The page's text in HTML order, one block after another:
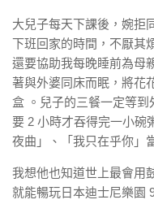
大兒子每天下課後，婉拒
下班回家的時間，不厭其
還要協助我每晚睡前為母
著與外婆同床而眠，將花
盒 。兒子的三餐一定等
要 2 小時才吞得完一小碗
夜曲」、「我只在乎你」
我想他也知道世上最會用
就能暢玩日本迪士尼樂園